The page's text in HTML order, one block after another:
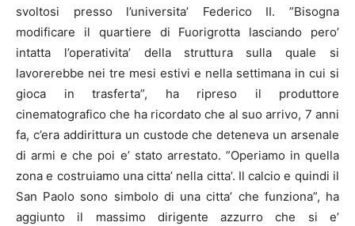
svoltosi presso l’universita’ Federico II. ”Bisogna
modificare il quartiere di Fuorigrotta lasciando pero’
intatta l’operativita’ della struttura sulla quale si
lavorerebbe nei tre mesi estivi e nella settimana in cui si
gioca in trasferta”, ha ripreso il produttore
cinematografico che ha ricordato che al suo arrivo, 7 anni
fa, c’era addirittura un custode che deteneva un arsenale
di armi e che poi e’ stato arrestato. ”Operiamo in quella
zona e costruiamo una citta’ nella citta’. Il calcio e quindi il
San Paolo sono simbolo di una citta’ che funziona”, ha
aggiunto il massimo dirigente azzurro che si e’